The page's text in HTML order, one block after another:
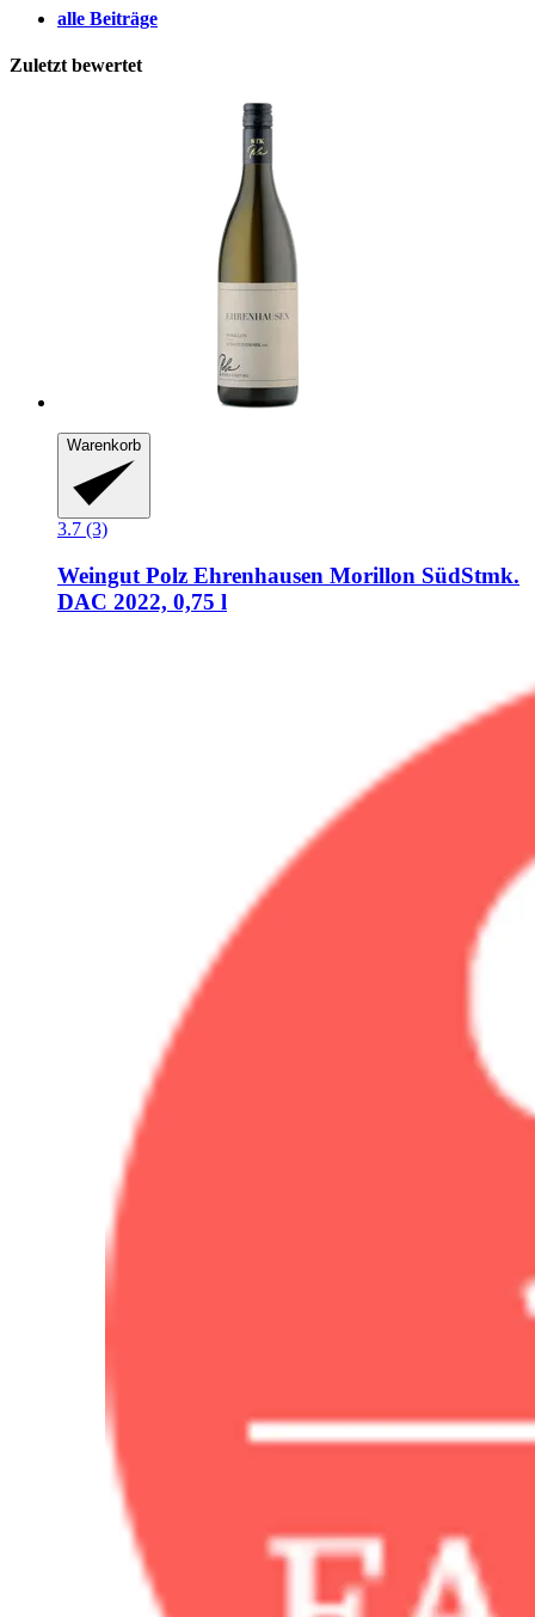
alle Beiträge
Zuletzt bewertet
Warenkorb
3.7 (3)
Weingut Polz Ehrenhausen Morillon SüdStmk.
DAC 2022, 0,75 l